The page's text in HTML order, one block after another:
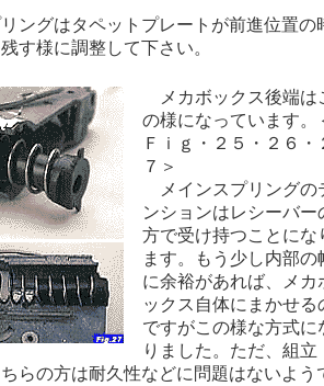
ングはタペットプレートが前進位置の
す様に調整して下さい。
メカボックス後端は
の様になっています。
Ｆｉｇ・２５・２６・
７＞
メインスプリングの
ンションはレシーバー
方で受け持つことにな
ます。もう少し内部の
に余裕があれば、メカ
ックス自体にまかせる
ですがこの様な方式に
りました。ただ、組立
らの方は耐久性などに問題はないよう